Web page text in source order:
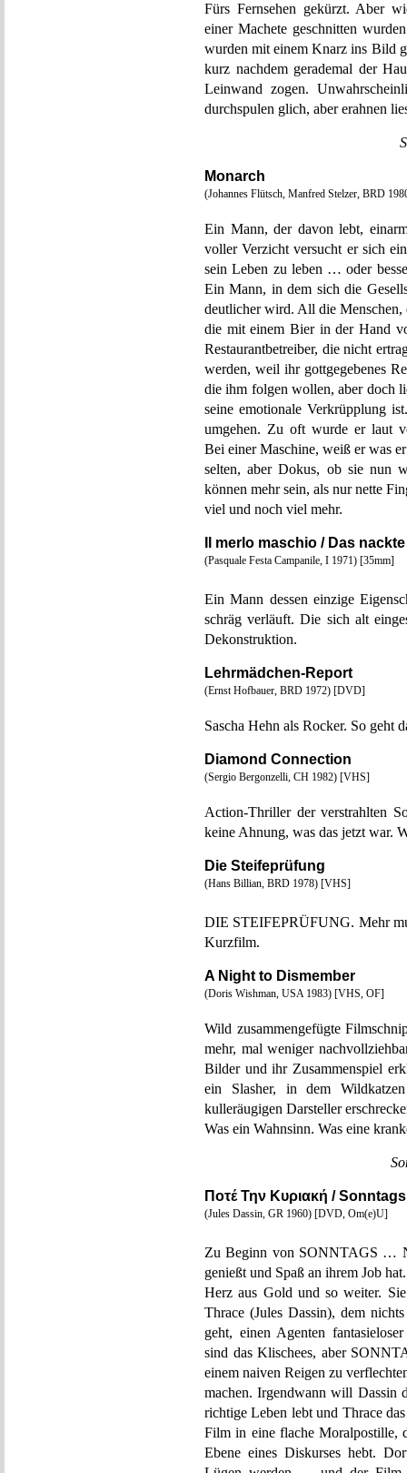
Fürs Fernsehen gekürzt. Aber
einer Machete geschnitten
wurden mit einem Knarz ins Bild
kurz nachdem gerademal der
Leinwand zogen.
durchspulen glich, aber erahnen
Monarch
(Johannes Flütsch, Manfred Stelzer, BRD
Ein Mann, der davon lebt,
voller Verzicht versucht er sich
sein Leben zu leben … oder
Ein Mann, in dem sich die
deutlicher wird. All die Menschen,
die mit einem Bier in der Hand
Restaurantbetreiber, die nicht
werden, weil ihr gottgegebenes
die ihm folgen wollen, aber doch
seine emotionale Verkrüpplung
umgehen. Zu oft wurde er laut
Bei einer Maschine, weiß er was
selten, aber Dokus, ob sie nun
können mehr sein, als nur nette
viel und noch viel mehr.
Il merlo maschio / Das
(Pasquale Festa Campanile, I 1971) [35mm]
Ein Mann dessen einzige
schräg verläuft. Die sich alt
Dekonstruktion.
Lehrmädchen-Report
(Ernst Hofbauer, BRD 1972) [DVD]
Sascha Hehn als Rocker. So geht
Diamond Connection
(Sergio Bergonzelli, CH 1982) [VHS]
Action-Thriller der verstrahlten
keine Ahnung, was das jetzt war.
Die Steifeprüfung
(Hans Billian, BRD 1978) [VHS]
DIE STEIFEPRÜFUNG. Mehr
Kurzfilm.
A Night to Dismember
(Doris Wishman, USA 1983) [VHS, OF]
Wild zusammengefügte
mehr, mal weniger
Bilder und ihr Zusammenspiel
ein Slasher, in dem
kulleräugigen Darsteller
Was ein Wahnsinn. Was eine
Ποτέ Την Κυριακή /
(Jules Dassin, GR 1960) [DVD, Om(e)U]
Zu Beginn von SONNTAGS …
genießt und Spaß an ihrem Job
Herz aus Gold und so weiter.
Thrace (Jules Dassin), dem
geht, einen Agenten
sind das Klischees, aber
einem naiven Reigen zu
machen. Irgendwann will Dassin
richtige Leben lebt und Thrace
Film in eine flache Moralpostille,
Ebene eines Diskurses hebt.